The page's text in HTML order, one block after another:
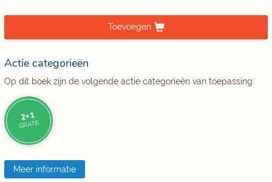
Toevoegen
Actie categorieën
Op dit boek zijn de volgende actie categorieën van toepassing:
2+1
GRATIS
Meer informatie